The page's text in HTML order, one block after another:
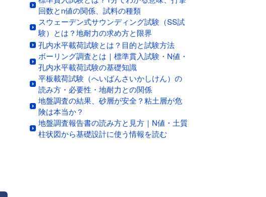
回数とn値の関係、試料の種類
スウェーデン式サウンディング試験（SS試
験）とは？地耐力の求め方と限界
孔内水平載荷試験とは？目的と試験方法
ボーリング調査とは｜標準貫入試験・N値・
孔内水平載荷試験の基礎知識
平板載荷試験（へいばんさいかしけん）の
読み方・必要性・地耐力との関係
地盤調査の結果、砂層が安全？粘土層が危
険は本当か？
地盤調査報告書の読み方と見方｜N値・土質
柱状図から基礎設計に使う情報を読む